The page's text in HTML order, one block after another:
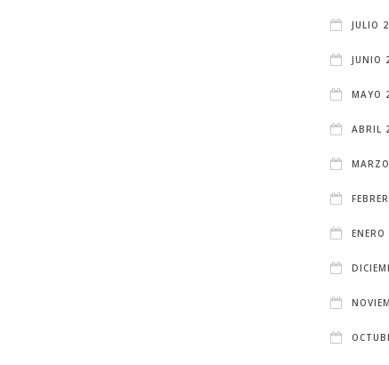
JULIO
JUNIO
MAYO
ABRIL